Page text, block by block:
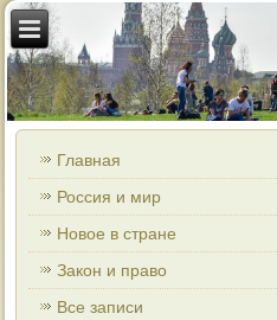
Главная
Россия и мир
Новое в стране
Закон и право
Все записи